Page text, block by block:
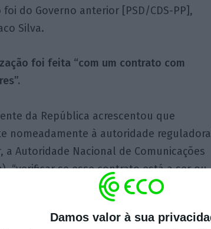
Damos valor à sua
do Governo anterior [PSD/CDS-PP],
Silva.
foi feita “com um contrato com
da República acrescentou que
nomeadamente à autoridade
a Autoridade Nacional de Comunicações
“verificar se esse contrato está a ser ou
e se será ou não cumprido no futuro”.
do Estado para 2018 , Marcelo